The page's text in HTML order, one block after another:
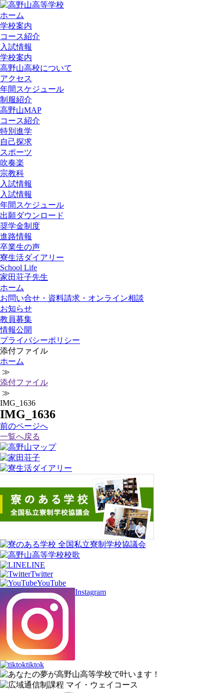
ホーム
学校案内
コース紹介
入試情報
学校案内
高野山高校について
アクセス
年間スケジュール
制服紹介
高野山MAP
コース紹介
特別進学
自己探求
スポーツ
吹奏楽
宗教科
入試情報
入試情報
年間スケジュール
出願ダウンロード
奨学金制度
進路情報
卒業生の声
寮生活ダイアリー
School Life
家田荘子先生
ホーム
お問い合せ・資料請求・オンライン相談
お知らせ
教員募集
情報公開
プライバシーポリシー
添付ファイル
ホーム
≫
添付ファイル
≫
IMG_1636
IMG_1636
前のページへ
一覧へ戻る
LINE
Twitter
YouTube
Instagram
tiktok